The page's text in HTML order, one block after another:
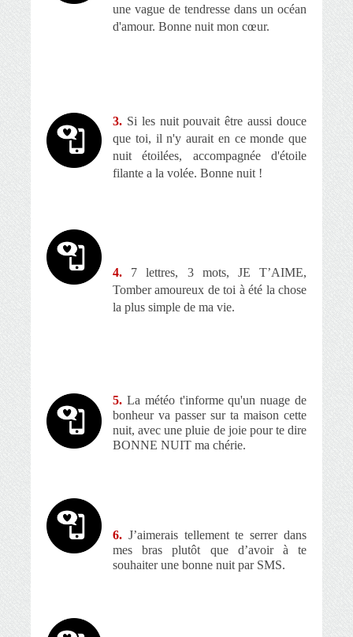
une vague de tendresse dans un océan
d'amour. Bonne nuit mon cœur.
3. Si les nuit pouvait être aussi douce
que toi, il n'y aurait en ce monde que
nuit étoilées, accompagnée d'étoile
filante a la volée. Bonne nuit !
4. 7 lettres, 3 mots, JE T’AIME,
Tomber amoureux de toi à été la chose
la plus simple de ma vie.
5. La météo t'informe qu'un nuage de
bonheur va passer sur ta maison cette
nuit, avec une pluie de joie pour te dire
BONNE NUIT ma chérie.
6. J’aimerais tellement te serrer dans
mes bras plutôt que d’avoir à te
souhaiter une bonne nuit par SMS.